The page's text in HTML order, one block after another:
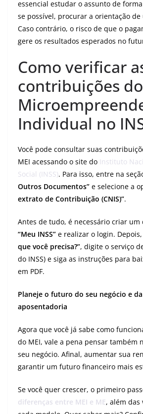
essencial estudar o assunto de
se possível, procurar a orientação
Caso contrário, o risco de que o
gere os resultados esperados no
Como verificar
contribuições do
Individual no
Você pode consultar suas
MEI acessando o site do Instituto
Social (INSS). Para isso, entre na
Outros Documentos” e selecione a
extrato de Contribuição (CNIS)”.
Antes de tudo, é necessário criar
“Meu INSS” e realizar o login.
que você precisa?”, digite o serviço
do INSS) e siga as instruções para
em PDF.
Planeje o futuro do seu negócio e
aposentadoria
Agora que você já sabe como
do MEI, vale a pena pensar também
seu negócio. Afinal, aumentar sua
garantir um futuro financeiro mais
Se você quer crescer, o primeiro
diferenças entre MEI e ME, além das